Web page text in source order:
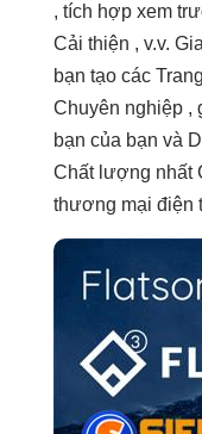
, tích hợp xem
Cải thiện , v.v.
bạn tạo các
Chuyên nghiệp ,
bạn của bạn và
Chất lượng nhất
thương mại điện